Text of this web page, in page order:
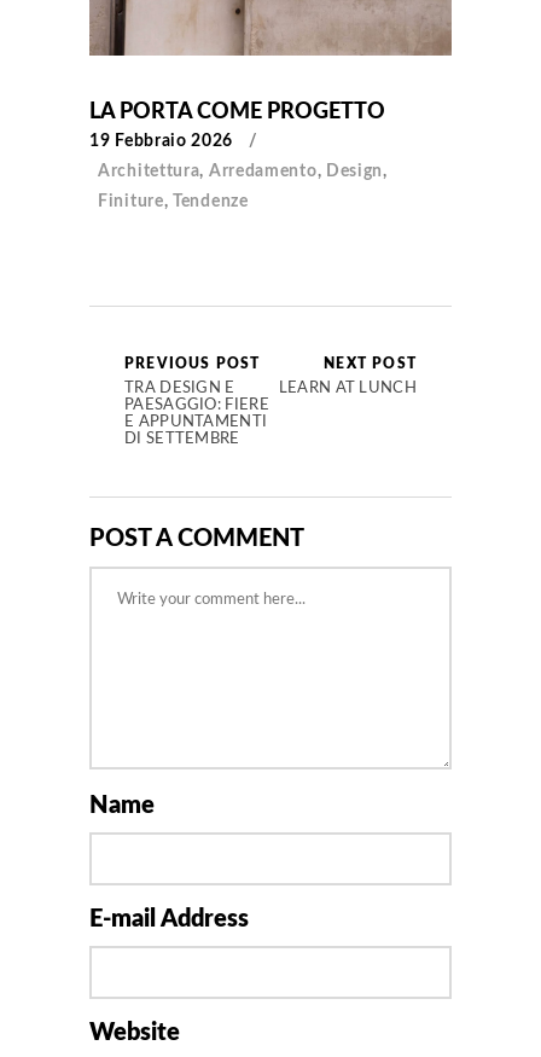
LA PORTA COME PROGETTO
19 Febbraio 2026
Architettura, Arredamento, Design,
Finiture, Tendenze
PREVIOUS POST
TRA DESIGN E
PAESAGGIO: FIERE
E APPUNTAMENTI
DI SETTEMBRE
NEXT POST
LEARN AT LUNCH
POST A COMMENT
Name
E-mail Address
Website